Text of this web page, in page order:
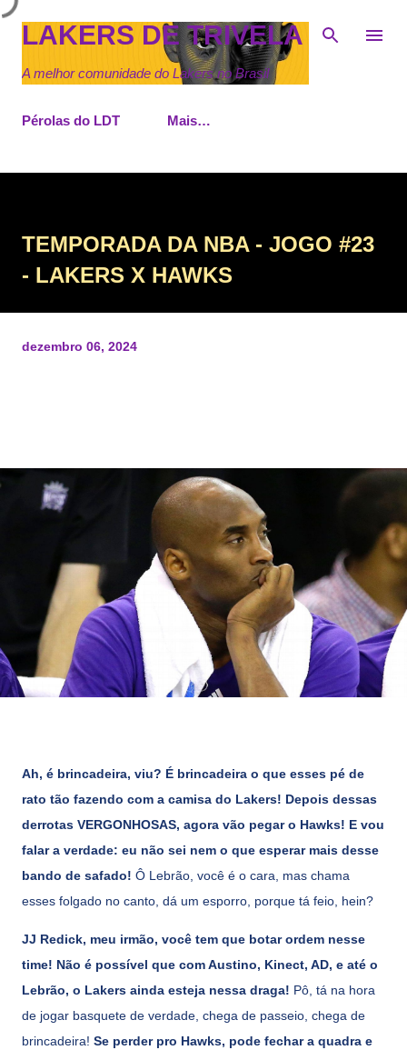
Pular para o conteúdo principal
LAKERS DE TRIVELA
A melhor comunidade do Lakers no Brasil
Pérolas do LDT Mais…
TEMPORADA DA NBA - JOGO #23
- LAKERS X HAWKS
dezembro 06, 2024
Ah, é brincadeira, viu? É brincadeira o que esses pé de
rato tão fazendo com a camisa do Lakers! Depois dessas
derrotas VERGONHOSAS, agora vão pegar o Hawks! E vou
falar a verdade: eu não sei nem o que esperar mais desse
bando de safado! Ô Lebrão, você é o cara, mas chama
esses folgado no canto, dá um esporro, porque tá feio, hein?
JJ Redick, meu irmão, você tem que botar ordem nesse
time! Não é possível que com Austino, Kinect, AD, e até o
Lebrão, o Lakers ainda esteja nessa draga! Pô, tá na hora
de jogar basquete de verdade, chega de passeio, chega de
brincadeira! Se perder pro Hawks, pode fechar a quadra e